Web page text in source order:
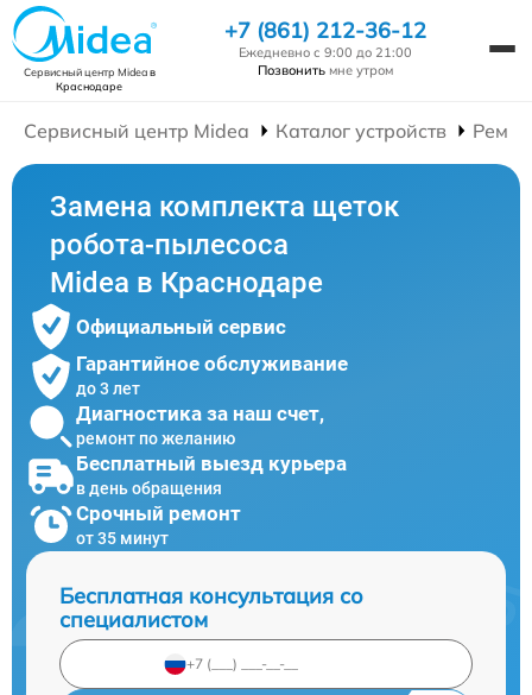
Сервисный центр Mideaв
Краснодаре
+7 (861) 212-36-12
Ежедневно с 9:00 до 21:00
Позвонить мне утром
Сервисный центр Midea Каталог устройств
Замена комплекта щеток
робота-пылесоса
Midea в Краснодаре
Официальный сервис
Гарантийное обслуживание
до 3 лет
Диагностика за наш счет,
ремонт по желанию
Бесплатный выезд курьера
в день обращения
Срочный ремонт
от 35 минут
Бесплатная консультация со
специалистом